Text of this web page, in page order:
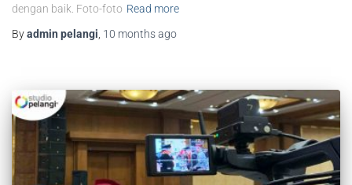
dengan baik. Foto-foto Read more
Byadmin pelangi, 10 monthsago